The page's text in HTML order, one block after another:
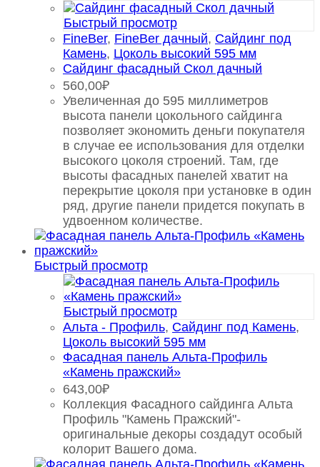
Быстрый просмотр
FineBer, FineBer дачный, Сайдинг под
Камень, Цоколь высокий 595 мм
Сайдинг фасадный Скол дачный
560,00₽
Увеличенная до 595 миллиметров
высота панели цокольного сайдинга
позволяет экономить деньги покупателя
в случае ее использования для отделки
высокого цоколя строений. Там, где
высоты фасадных панелей хватит на
перекрытие цоколя при установке в один
ряд, другие панели придется покупать в
удвоенном количестве.
Быстрый просмотр
Быстрый просмотр
Альта - Профиль, Сайдинг под Камень,
Цоколь высокий 595 мм
Фасадная панель Альта-Профиль
«Камень пражский»
643,00₽
Коллекция Фасадного сайдинга Альта
Профиль "Камень Пражский"-
оригинальные декоры создадут особый
колорит Вашего дома.